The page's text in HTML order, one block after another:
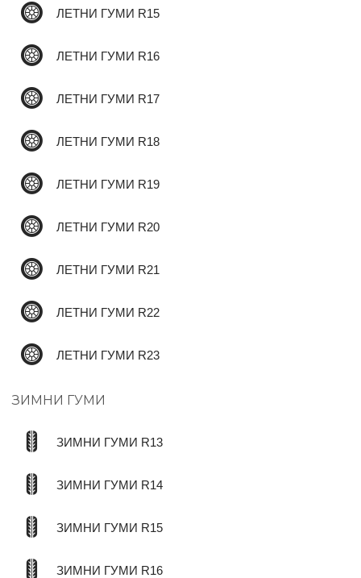
ЛЕТНИ ГУМИ R15
ЛЕТНИ ГУМИ R16
ЛЕТНИ ГУМИ R17
ЛЕТНИ ГУМИ R18
ЛЕТНИ ГУМИ R19
ЛЕТНИ ГУМИ R20
ЛЕТНИ ГУМИ R21
ЛЕТНИ ГУМИ R22
ЛЕТНИ ГУМИ R23
ЗИМНИ ГУМИ
ЗИМНИ ГУМИ R13
ЗИМНИ ГУМИ R14
ЗИМНИ ГУМИ R15
ЗИМНИ ГУМИ R16